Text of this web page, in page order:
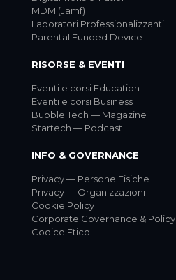
MDM (Jamf)
Laboratori Professionalizzanti
Parental Funded Device
RISORSE & EVENTI
Eventi e corsi Education
Eventi e corsi Business
Bubble Tech — Magazine
Startech — Podcast
INFO & GOVERNANCE
Privacy — Persone Fisiche
Privacy — Organizzazioni
Cookie Policy
Corporate Governance & Policy
Codice Etico